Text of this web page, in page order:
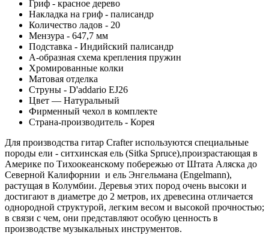
Гриф - красное дерево
Накладка на гриф - палисандр
Количество ладов - 20
Мензура - 647,7 мм
Подставка - Индийский палисандр
А-образная схема крепления пружин
Хромированные колки
Матовая отделка
Струны - D'addario EJ26
Цвет — Натуральный
Фирменный чехол в комплекте
Страна-производитель - Корея
Для производства гитар Crafter используются специальные
породы ели - ситхинская ель (Sitka Spruce),произрастающая в
Америке по Тихоокеанскому побережью от Штата Аляска до
Северной Калифорнии и ель Энгельмана (Engelmann),
растущая в Колумбии. Деревья этих пород очень высоки и
достигают в диаметре до 2 метров, их древесина отличается
однородной структурой, легким весом и высокой прочностью;
в связи с чем, они представляют особую ценность в
производстве музыкальных инструментов.